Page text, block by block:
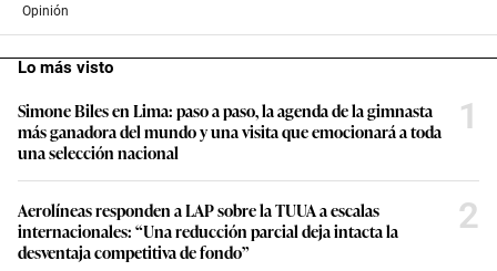
Opinión
Lo más visto
Simone Biles en Lima: paso a paso, la agenda de la gimnasta
más ganadora del mundo y una visita que emocionará a toda
una selección nacional
1
Aerolíneas responden a LAP sobre la TUUA a escalas
internacionales: “Una reducción parcial deja intacta la
desventaja competitiva de fondo”
2